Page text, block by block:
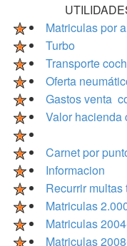
Matriculas por
Turbo
Transporte
Oferta
Gastos venta
Valor hacienda
Carnet por
Informacion
Recurrir multas
Matriculas
Matriculas
Matriculas